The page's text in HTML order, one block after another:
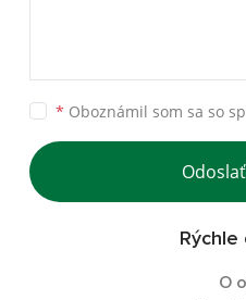
* Oboznámil som sa so
O